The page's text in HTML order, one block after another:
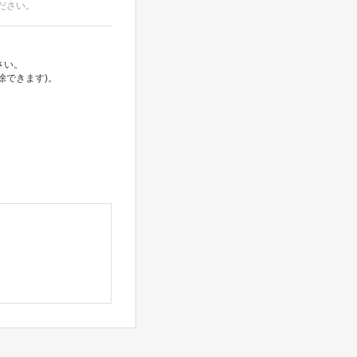
い。
。
きます)。